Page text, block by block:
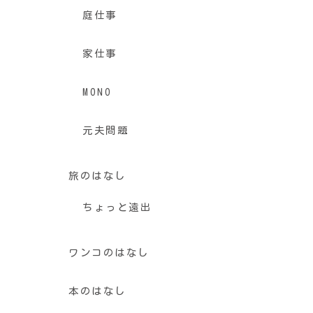
庭仕事
家仕事
MONO
元夫問題
旅のはなし
ちょっと遠出
ワンコのはなし
本のはなし